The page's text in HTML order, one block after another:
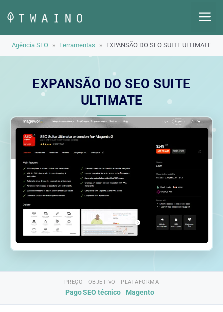
para
o
conteúdo
Agência SEO » Ferramentas » EXPANSÃO DO SEO SUITE ULTIMATE
EXPANSÃO DO SEO SUITE
ULTIMATE
PREÇO
Pago
OBJETIVO
SEO técnico
PLATAFORMA
Magento